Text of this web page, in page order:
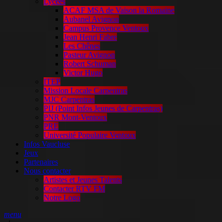
ACAF MSA de Vaison la Romaine
Aubanel Avignon
Campus Provence Ventoux
Jean Henri Fabre
Les Chênes
Pasteur Avignon
Robert Schuman
Victor Hugo
ITEP
Mission Locale Carpentras
MJC Carpentras
PIJ (Point Infos Jeunes de Carpentras)
PNR Mont-Ventoux
PRE
Université Populaire Ventoux
Infos Vaucluse
Jeux
Partenaires
Nous contacter
Artistes et Jeunes Talents
Contacter RTV FM
Notre Logo
menu